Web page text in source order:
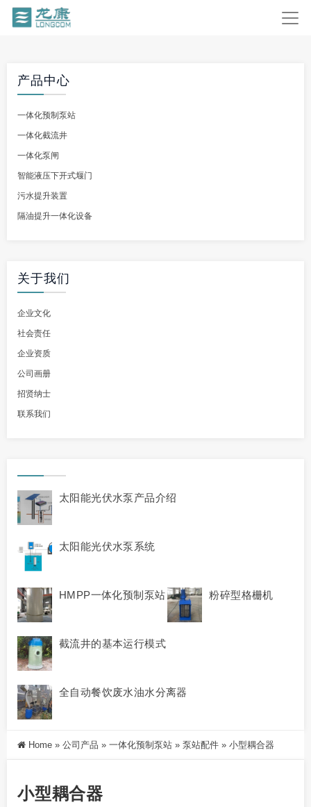
产品中心
一体化预制泵站
一体化截流井
一体化泵闸
智能液压下开式堰门
污水提升装置
隔油提升一体化设备
关于我们
企业文化
社会责任
企业资质
公司画册
招贤纳士
联系我们
太阳能光伏水泵产品介绍
太阳能光伏水泵系统
HMPP一体化预制泵站 粉碎型格栅机
截流井的基本运行模式
全自动餐饮废水油水分离器
Home » 公司产品 » 一体化预制泵站 » 泵站配件 » 小型耦合器
小型耦合器